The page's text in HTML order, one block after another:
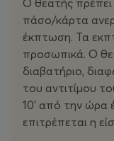
σταθερές και ίσως
συχνά ο όρος
«κρίση».
Η ιστορία των 5
απελπισμένων
στην εποχή μας
Βέσκα, ο
Ο θεατής πρέπει
πάσο/κάρτα
έκπτωση. Τα
προσωπικά. Ο
διαβατήριο,
του αντιτίμου
10’ από την ώρα
επιτρέπεται η